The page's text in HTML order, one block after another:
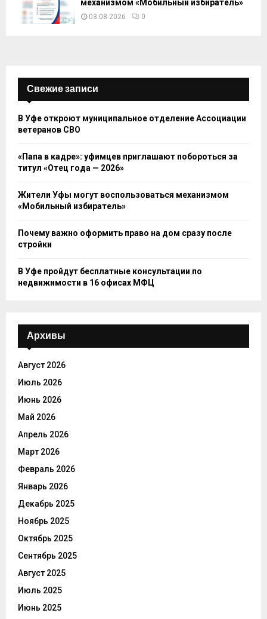
механизмом «Мобильный избиратель»
03.08.2026 0
Свежие записи
В Уфе откроют муниципальное отделение Ассоциации
ветеранов СВО
«Папа в кадре»: уфимцев приглашают побороться за
титул «Отец года — 2026»
Жители Уфы могут воспользоваться механизмом
«Мобильный избиратель»
Почему важно оформить право на дом сразу после
стройки
В Уфе пройдут бесплатные консультации по
недвижимости в 16 офисах МФЦ
Архивы
Август 2026
Июль 2026
Июнь 2026
Май 2026
Апрель 2026
Март 2026
Февраль 2026
Январь 2026
Декабрь 2025
Ноябрь 2025
Октябрь 2025
Сентябрь 2025
Август 2025
Июль 2025
Июнь 2025